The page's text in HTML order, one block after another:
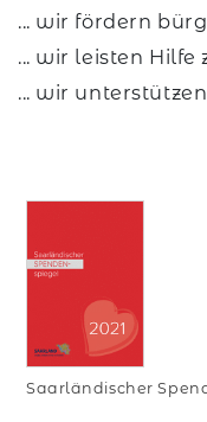
... wir fördern
... wir leisten Hilfe
... wir
Saarländischer